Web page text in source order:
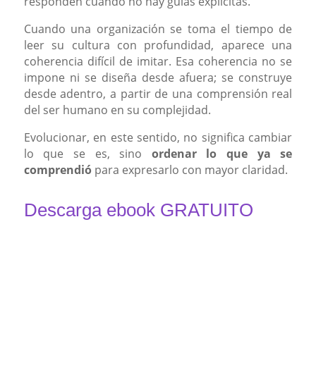
Cuando una organización se toma el tiempo de
leer su cultura con profundidad, aparece una
coherencia difícil de imitar. Esa coherencia no se
impone ni se diseña desde afuera; se construye
desde adentro, a partir de una comprensión real
del ser humano en su complejidad.
Evolucionar, en este sentido, no significa cambiar
lo que se es, sino ordenar lo que ya se
comprendiópara expresarlo con mayor claridad.
Descarga ebook GRATUITO